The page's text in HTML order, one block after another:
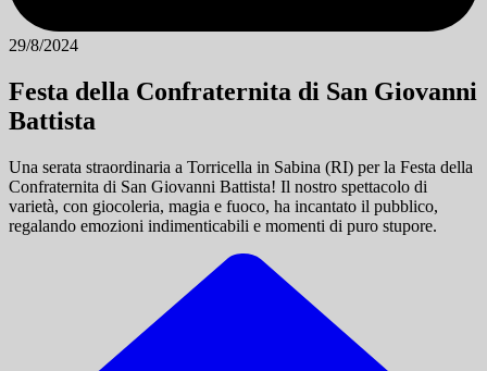
29/8/2024
Festa della Confraternita di San Giovanni
Battista
Una serata straordinaria a Torricella in Sabina (RI) per la Festa della
Confraternita di San Giovanni Battista! Il nostro spettacolo di
varietà, con giocoleria, magia e fuoco, ha incantato il pubblico,
regalando emozioni indimenticabili e momenti di puro stupore.